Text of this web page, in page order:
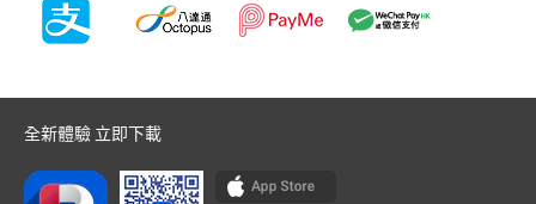
全新體驗 立即下載